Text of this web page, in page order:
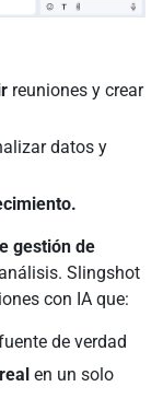
reuniones y crear
datos y
gestión de
Slingshot
con IA que:
de verdad
en un solo